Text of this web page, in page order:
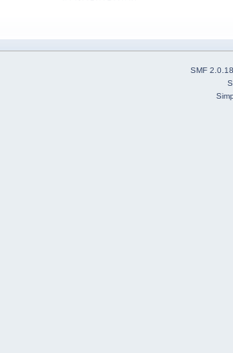
SMF 2.0.18